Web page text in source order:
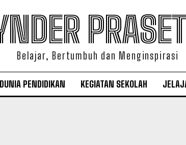
Belajar, Bertumbuh dan Menginspirasi
DUNIA PENDIDIKAN KEGIATAN SEKOLAH